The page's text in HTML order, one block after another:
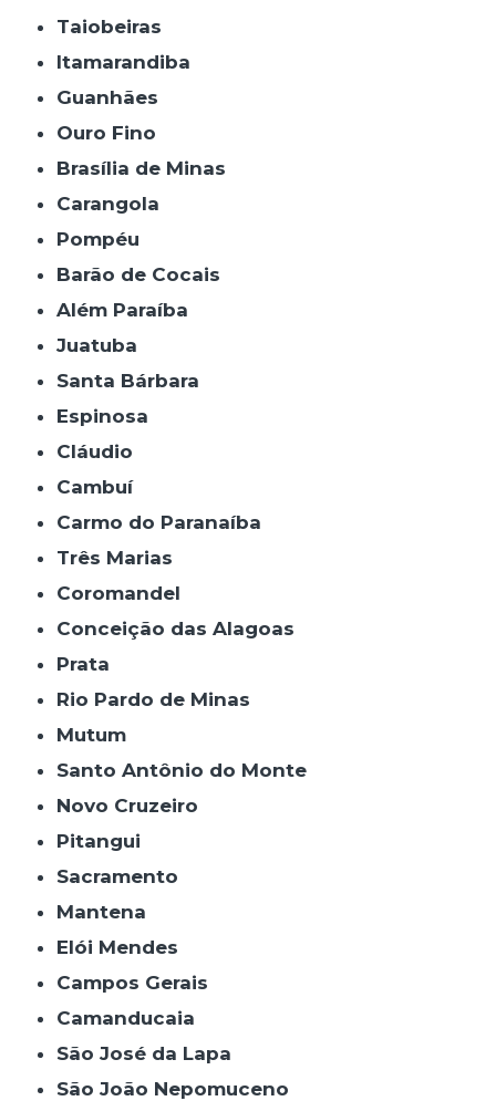
Taiobeiras
Itamarandiba
Guanhães
Ouro Fino
Brasília de Minas
Carangola
Pompéu
Barão de Cocais
Além Paraíba
Juatuba
Santa Bárbara
Espinosa
Cláudio
Cambuí
Carmo do Paranaíba
Três Marias
Coromandel
Conceição das Alagoas
Prata
Rio Pardo de Minas
Mutum
Santo Antônio do Monte
Novo Cruzeiro
Pitangui
Sacramento
Mantena
Elói Mendes
Campos Gerais
Camanducaia
São José da Lapa
São João Nepomuceno